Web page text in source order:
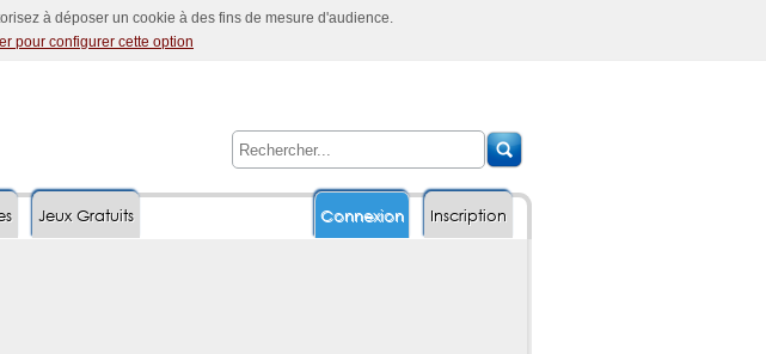
à déposer un cookie à des fins de mesure d'audience.
pour configurer cette option
Inscription
Connexion
Jeux Gratuits